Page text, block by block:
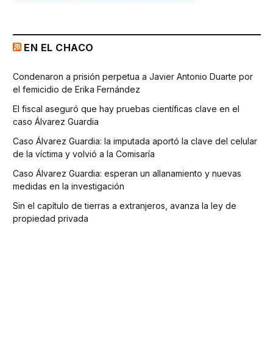
EN EL CHACO
Condenaron a prisión perpetua a Javier Antonio Duarte por
el femicidio de Erika Fernández
El fiscal aseguró que hay pruebas científicas clave en el
caso Álvarez Guardia
Caso Álvarez Guardia: la imputada aportó la clave del celular
de la víctima y volvió a la Comisaría
Caso Álvarez Guardia: esperan un allanamiento y nuevas
medidas en la investigación
Sin el capítulo de tierras a extranjeros, avanza la ley de
propiedad privada